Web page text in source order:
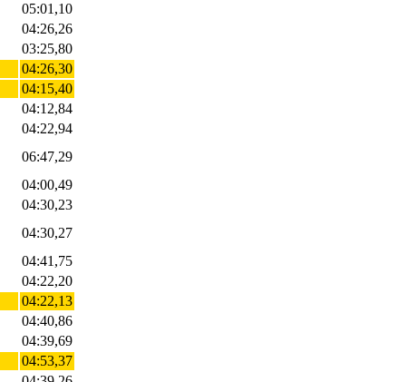
05:01,10
04:26,26
03:25,80
04:26,30
04:15,40
04:12,84
04:22,94
06:47,29
04:00,49
04:30,23
04:30,27
04:41,75
04:22,20
04:22,13
04:40,86
04:39,69
04:53,37